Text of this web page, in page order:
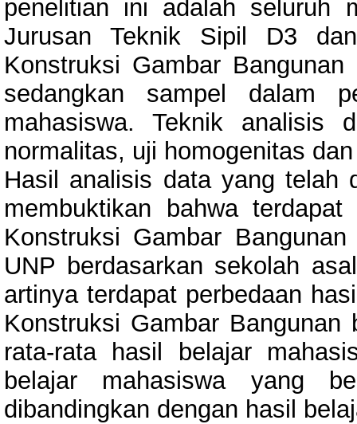
penelitian ini adalah seluruh
Jurusan Teknik Sipil D3
Konstruksi Gambar
sedangkan sampel dalam
mahasiswa. Teknik analisis
normalitas, uji homogenitas
Hasil analisis data yang telah
membuktikan bahwa
Konstruksi Gambar
UNP berdasarkan sekolah
artinya terdapat perbedaan
Konstruksi Gambar
rata-rata hasil belajar
belajar mahasiswa yang
dibandingkan dengan hasil